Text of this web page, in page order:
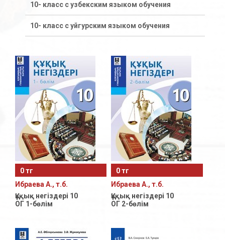
10- класс с узбекским языком обучения
10- класс с уйгурским языком обучения
Общественно-Гуманитарное направление
11- класс с казахским языком обучения
Естественно-Математическое направление
11 класс с казахским языком обучения
11- класс с русским языком обучения
Общественно-Гуманитарное направление
11- класс с русским языком обучения
Естественно-Математическое направление
11 класс с русским языком обучения
0 тг
Ибраева А., т.б.
Құқық негіздері 10
ОГ 1-бөлім
0 тг
Ибраева А., т.б.
Құқық негіздері 10
ОГ 2-бөлім